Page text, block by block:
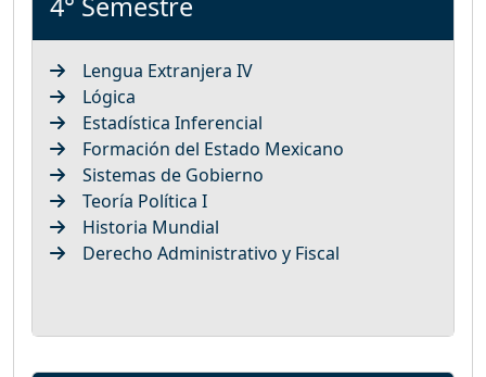
Lengua Extranjera IV
Lógica
Estadística Inferencial
Formación del Estado Mexicano
Sistemas de Gobierno
Teoría Política I
Historia Mundial
Derecho Administrativo y Fiscal